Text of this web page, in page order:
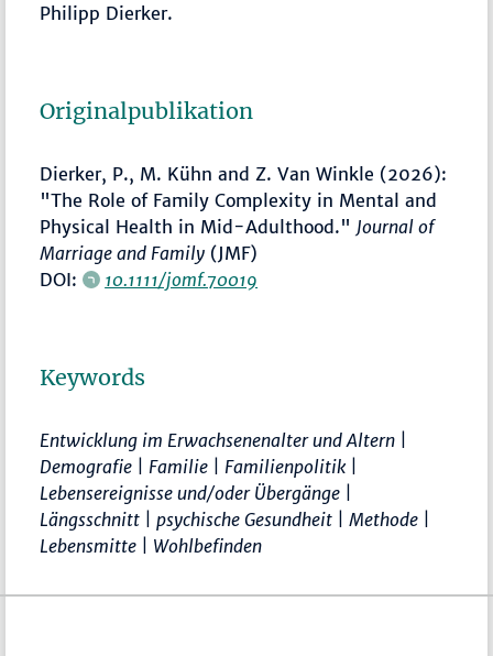
Philipp Dierker.
Originalpublikation
Dierker, P., M. Kühn and Z. Van Winkle (2026):
"The Role of Family Complexity in Mental and
Physical Health in Mid-Adulthood." Journal of
Marriage and Family (JMF)
DOI:
10.1111/jomf.70019
Keywords
Entwicklung im Erwachsenenalter und Altern |
Demografie | Familie | Familienpolitik |
Lebensereignisse und/oder Übergänge |
Längsschnitt | psychische Gesundheit | Methode |
Lebensmitte | Wohlbefinden